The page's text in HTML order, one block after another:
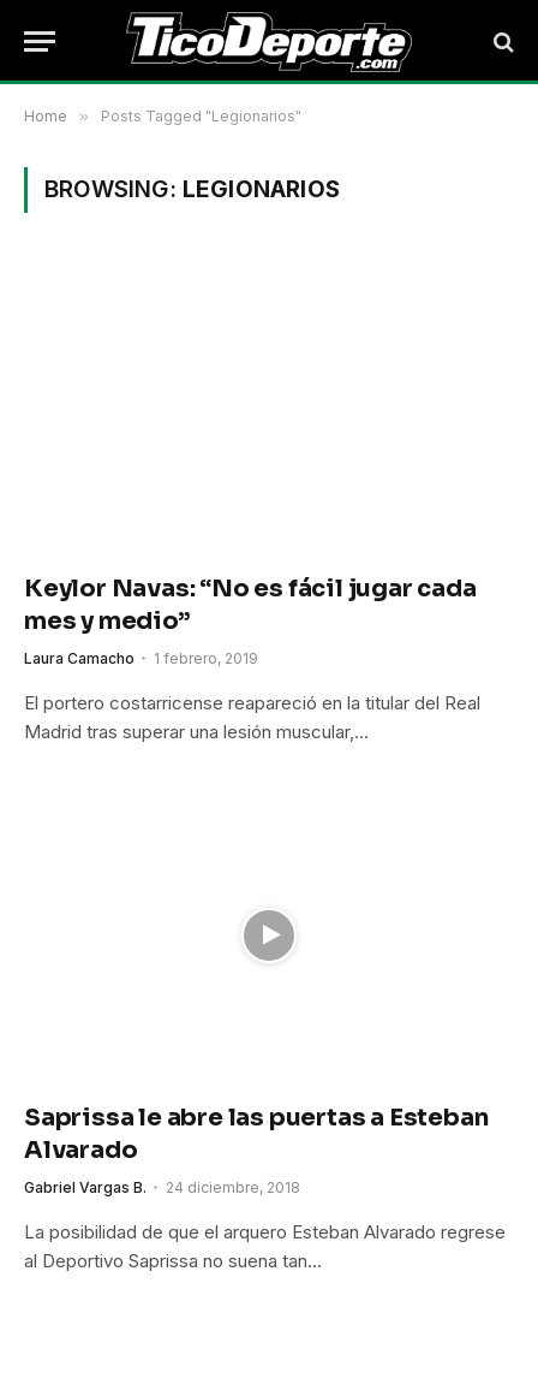
Home » Posts Tagged "Legionarios"
BROWSING: LEGIONARIOS
Keylor Navas: “No es fácil jugar cada
mes y medio”
Laura Camacho 1 febrero, 2019
El portero costarricense reapareció en la titular del Real
Madrid tras superar una lesión muscular,…
Saprissa le abre las puertas a Esteban
Alvarado
Gabriel Vargas B. 24 diciembre, 2018
La posibilidad de que el arquero Esteban Alvarado regrese
al Deportivo Saprissa no suena tan…